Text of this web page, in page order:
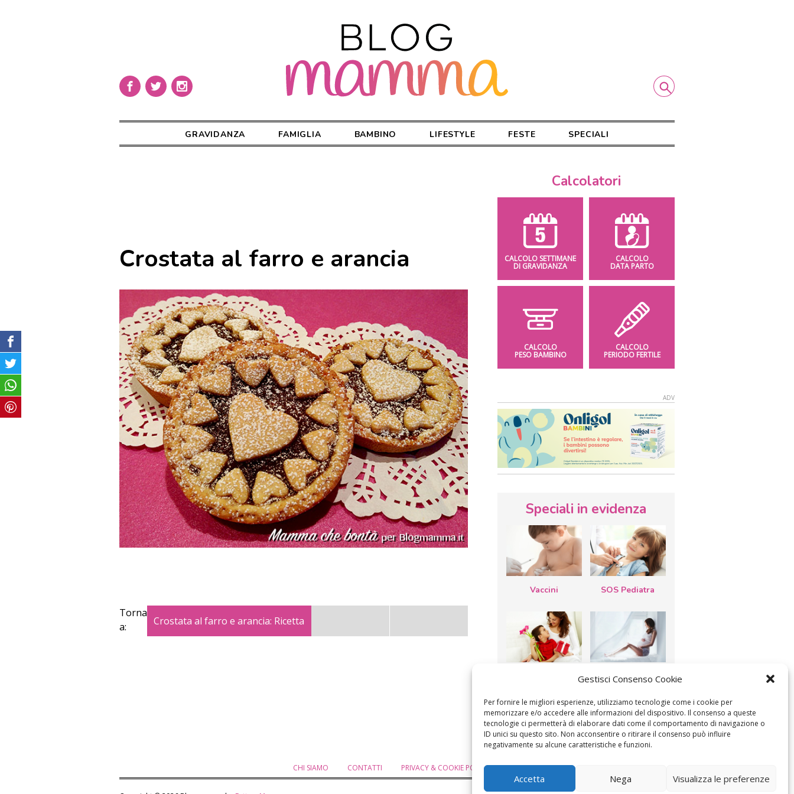
Gestisci Consenso Cookie
Per fornire le migliori esperienze, utilizziamo tecnologie come i cookie per
memorizzare e/o accedere alle informazioni del dispositivo. Il consenso a queste
tecnologie ci permetterà di elaborare dati come il comportamento di navigazione o
ID unici su questo sito. Non acconsentire o ritirare il consenso può influire
negativamente su alcune caratteristiche e funzioni.
Accetta Nega Visualizza le preferenze
GRAVIDANZA FAMIGLIA BAMBINO LIFESTYLE FESTE SPECIALI
Crostata al farro e arancia
Torna
a:
Crostata al farro e arancia: Ricetta
Calcolatori
CALCOLO SETTIMANE
DI GRAVIDANZA
CALCOLO
DATA PARTO
CALCOLO
PESO BAMBINO
CALCOLO
PERIODO FERTILE
Speciali in evidenza
Vaccini SOS Pediatra
mamma: lavoretti,
filastrocche
Le settimane di
gravidanza
CHI SIAMO CONTATTI PRIVACY & COOKIE POLICY MODIFICA IL CONSENSO